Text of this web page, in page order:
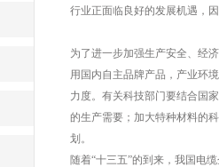
行业正面临良好的发展机遇，
为了进一步加强生产安全、经
用国内自主品牌产品，产业环
力度。有关科技部门要结合国
的生产需要；加大特种材料的
划。
随着“十三五”的到来，我国电